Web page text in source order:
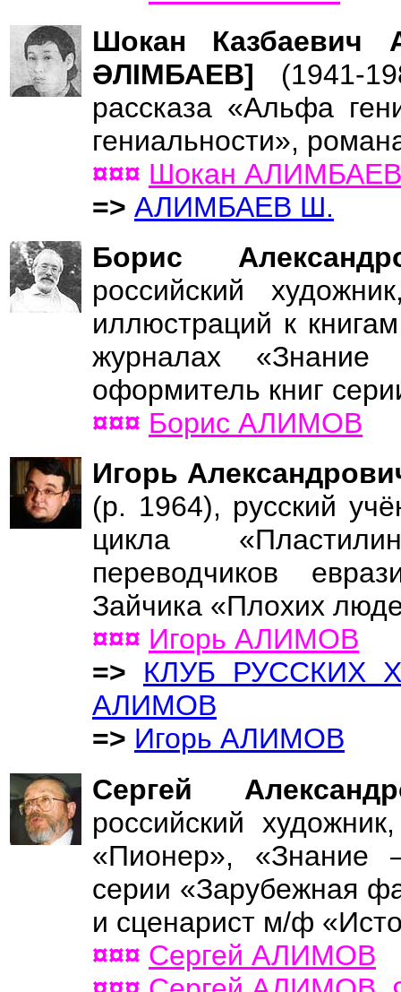
Шокан Казбаевич
ӘЛIМБАЕВ] (1941-
рассказа «Альфа
гениальности»,
¤¤¤ Шокан АЛИМБАЕВ
=> АЛИМБАЕВ Ш.
Борис
российский
иллюстраций к
журналах
оформитель книг
¤¤¤ Борис АЛИМОВ
Игорь
(р. 1964), русский
цикла
переводчиков
Зайчика «Плохих
¤¤¤ Игорь АЛИМОВ
=> КЛУБ РУССКИХ
АЛИМОВ
=> Игорь АЛИМОВ
Сергей
российский
«Пионер», «Знание
серии «Зарубежная
и сценарист м/ф
¤¤¤ Сергей АЛИМОВ